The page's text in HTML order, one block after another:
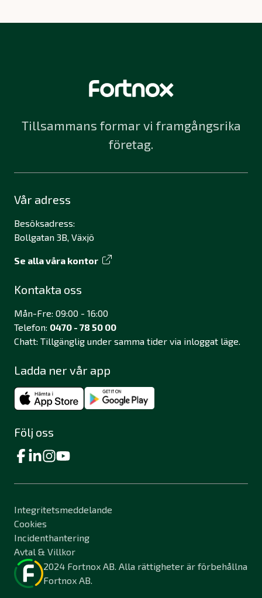
Tillsammans formar vi framgångsrika
företag.
Vår adress
Besöksadress:
Bollgatan 3B, Växjö
Se alla våra kontor
Kontakta oss
Mån-Fre: 09:00 - 16:00
Telefon: 0470 - 78 50 00
Chatt: Tillgänglig under samma tider via inloggat läge.
Ladda ner vår app
Följ oss
Integritetsmeddelande
Cookies
Incidenthantering
Avtal & Villkor
2024 Fortnox AB. Alla rättigheter är förbehållna
Fortnox AB.